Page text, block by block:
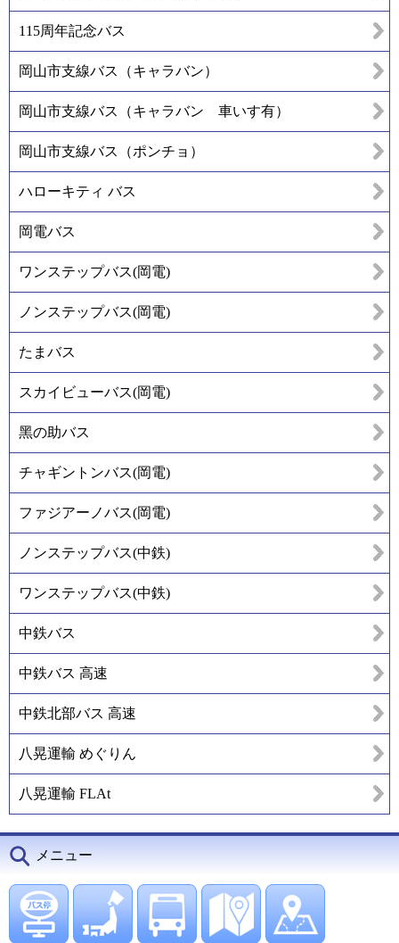
115周年記念バス
岡山市支線バス（キャラバン）
岡山市支線バス（キャラバン 車いす有）
岡山市支線バス（ポンチョ）
ハローキティ バス
岡電バス
ワンステップバス(岡電)
ノンステップバス(岡電)
たまバス
スカイビューバス(岡電)
黑の助バス
チャギントンバス(岡電)
ファジアーノバス(岡電)
ノンステップバス(中鉄)
ワンステップバス(中鉄)
中鉄バス
中鉄バス 高速
中鉄北部バス 高速
八晃運輸 めぐりん
八晃運輸 FLAt
メニュー